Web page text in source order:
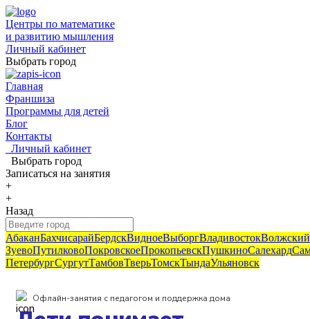
Центры по математике
и развитию мышления
Личный кабинет
Выбрать город
Главная
Франшиза
Программы для детей
Блог
Контакты
Личный кабинет
Выбрать город
Записаться на занятия
+
+
Назад
АбаканБахчисарайБердскВидноеВыборгВладивостокВолжский
ЗуевоПутилковоПокровскоеПрокопьевскПушкиноСалехард
ПетербургСургутТамбовТверьТомскТындаУльяновск
Офлайн-занятия с педагогом и поддержка дома